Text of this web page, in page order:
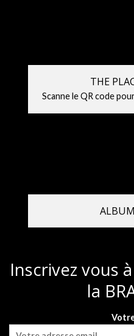
THE
Scanne le QR code
Inscrivez vous
la